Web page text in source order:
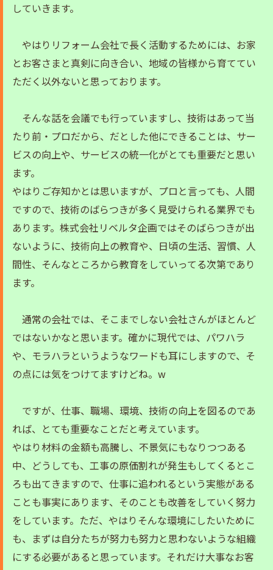
していきます。
やはりリフォーム会社で長く活動するためには、お家
とお客さまと真剣に向き合い、地域の皆様から育ててい
ただく以外ないと思っております。
そんな話を会議でも行っていますし、技術はあって当
たり前・プロだから、だとした他にできることは、サー
ビスの向上や、サービスの統一化がとても重要だと思い
ます。
やはりご存知かとは思いますが、プロと言っても、人間
ですので、技術のばらつきが多く見受けられる業界でも
あります。株式会社リベルタ企画ではそのばらつきが出
ないように、技術向上の教育や、日頃の生活、習慣、人
間性、そんなところから教育をしていってる次第であり
ます。
通常の会社では、そこまでしない会社さんがほとんど
ではないかなと思います。確かに現代では、パワハラ
や、モラハラというようなワードも耳にしますので、そ
の点には気をつけてますけどね。w
ですが、仕事、職場、環境、技術の向上を図るのであ
れば、とても重要なことだと考えています。
やはり材料の金額も高騰し、不景気にもなりつつある
中、どうしても、工事の原価割れが発生もしてくるとこ
ろも出てきますので、仕事に追われるという実態がある
ことも事実にあります、そのことも改善をしていく努力
をしています。ただ、やはりそんな環境にしたいために
も、まずは自分たちが努力も努力と思わないような組織
にする必要があると思っています。それだけ大事なお客